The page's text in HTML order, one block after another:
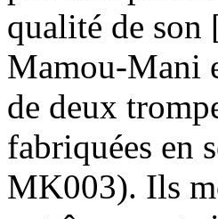
qualité de son
Mamou-Mani
de deux
fabriquées en
MK003). Ils